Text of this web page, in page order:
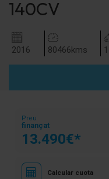
140CV
2016 80466kms
Preu
finançat
13.490€*
Calcular cuota